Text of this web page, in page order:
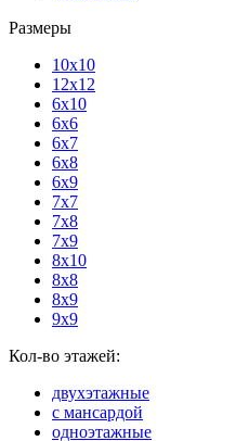
Размеры
10х10
12х12
6х10
6х6
6х7
6х8
6х9
7х7
7х8
7х9
8х10
8х8
8х9
9х9
Кол-во этажей:
двухэтажные
с мансардой
одноэтажные